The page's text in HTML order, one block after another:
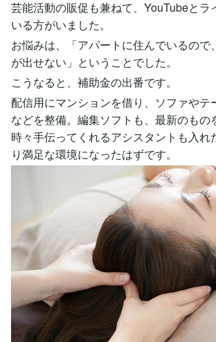
芸能活動の販促も兼ねて、YouTubeとラ
いる方がいました。
お悩みは、「アパートに住んでいるので
が出せない」ということでした。
こうなると、補助金の出番です。
配信用にマンションを借り、ソファやテ
などを整備。編集ソフトも、最新のもの
時々手伝ってくれるアシスタントも入れ
り満足な環境になったはずです。